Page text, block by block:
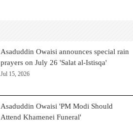
Asaduddin Owaisi announces special rain
prayers on July 26 'Salat al-Istisqa'
Jul 15, 2026
Asaduddin Owaisi 'PM Modi Should
Attend Khamenei Funeral'